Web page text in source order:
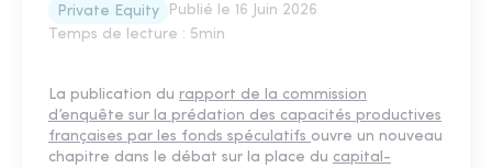
Private Equity Publié le 16 Juin 2026
Temps de lecture : 5min
La publication du rapport de la commission
d’enquête sur la prédation des capacités productives
françaises par les fonds spéculatifs ouvre un nouveau
chapitre dans le débat sur la place du capital-